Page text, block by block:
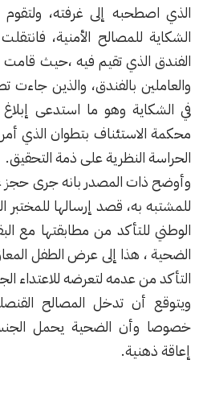
الذي اصطحبه إلى غرفته،
الشكاية للمصالح الأمنية،
الفندق الذي تقيم فيه ،حيث قامت
والعاملين بالفندق، والذين جاءت
في الشكاية وهو ما استدعى
محكمة الاستئناف بتطوان الذي
الحراسة النظرية على ذمة التحقيق.
وأوضح ذات المصدر بانه جرى
للمشتبه به، قصد إرسالها للمختبر
الوطني للتأكد من مطابقتها مع
الضحية ، هذا إلى عرض الطفل
التأكد من عدمه لتعرضه للاعتداء
ويتوقع أن تدخل المصالح
خصوصا وأن الضحية يحمل
إعاقة ذهنية.